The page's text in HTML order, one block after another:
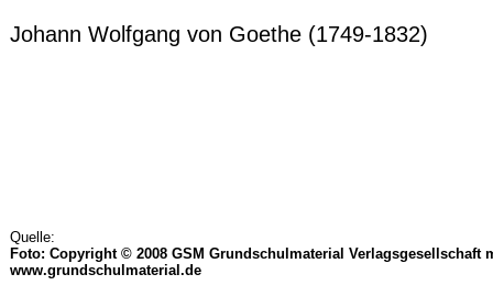
Johann Wolfgang von Goethe (1749-1832)
Quelle:
Foto: Copyright © 2008 GSM Grundschulmaterial Verlagsgesellschaft
www.grundschulmaterial.de